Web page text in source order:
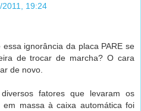
2011, 19:24
ignorância da placa PARE se
de trocar de marcha? O cara
de novo.
fatores que levaram os
em massa à caixa automática foi